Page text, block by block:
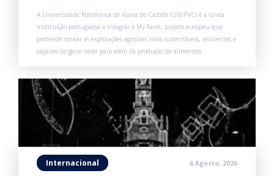
A Universidade Politécnica de Viana do Castelo (UNIPVC) é a única
instituição portuguesa a integrar o My Farm, projeto europeu que
pretende tornar as explorações agrícolas mais sustentáveis, resilientes e
capazes de gerar valor para além da produção de alimentos.
Internacional 6 Agosto, 2026